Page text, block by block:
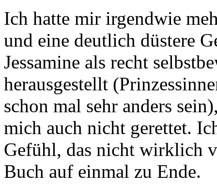
Ich hatte mir irgendwie
und eine deutlich düstere
Jessamine als recht
herausgestellt
schon mal sehr anders
mich auch nicht gerettet.
Gefühl, das nicht wirklich
Buch auf einmal zu Ende.